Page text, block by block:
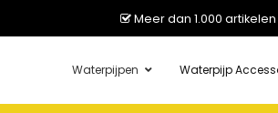
Meer dan 1.000
Waterpijpen Waterpijp